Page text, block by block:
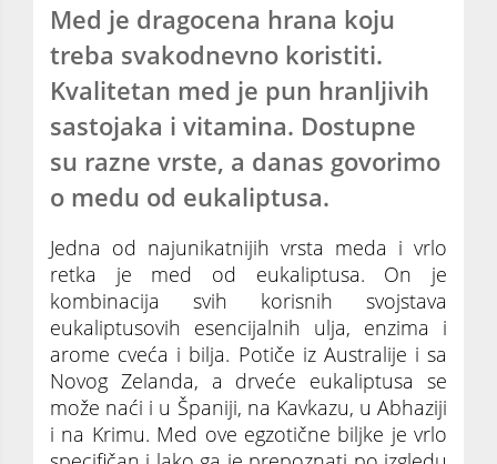
Med je dragocena hrana koju
treba svakodnevno koristiti.
Kvalitetan med je pun hranljivih
sastojaka i vitamina. Dostupne
su razne vrste, a danas govorimo
o medu od eukaliptusa.
Jedna od najunikatnijih vrsta meda i vrlo
retka je med od eukaliptusa. On je
kombinacija svih korisnih svojstava
eukaliptusovih esencijalnih ulja, enzima i
arome cveća i bilja. Potiče iz Australije i sa
Novog Zelanda, a drveće eukaliptusa se
može naći i u Španiji, na Kavkazu, u Abhaziji
i na Krimu. Med ove egzotične biljke je vrlo